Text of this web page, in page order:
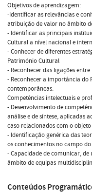
Objetivos de aprendizagem:
-Identificar as relevâncias e
atribuição de valor no âmbito
- Identificar as principais
Cultural a nível nacional e
- Conhecer de diferentes
Património Cultural
- Reconhecer das ligações
- Reconhecer a importância do
contemporâneas.
Competências intelectuais e
- Desenvolvimento de
análise e de síntese, aplicadas
caso relacionados com o objeto
- Identificação genérica das
os conhecimentos no campo do
- Capacidade de comunicar,
âmbito de equipas
Conteúdos